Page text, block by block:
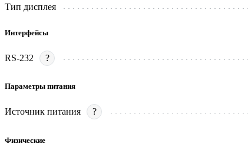
Тип дисплея
Интерфейсы
RS-232 ?
Параметры питания
Источник питания ?
Физические